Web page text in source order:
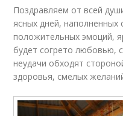
Поздравляем от всей
ясных дней,
положительных эмоций,
будет согрето любовью,
неудачи обходят
здоровья, смелых